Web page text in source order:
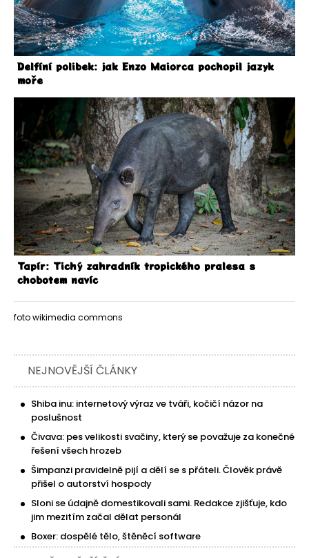
Delfíní polibek: jak Enzo Maiorca pochopil jazyk
moře
Tapír: Tichý zahradník tropického pralesa s
chobotem navíc
foto wikimedia commons
NEJNOVĚJŠÍ ČLÁNKY
Shiba inu: internetový výraz ve tváři, kočičí názor na
poslušnost
Čivava: pes velikosti svačiny, který se považuje za konečné
řešení všech hrozeb
Šimpanzi pravidelně pijí a dělí se s přáteli. Člověk právě
přišel o autorství hospody
Sloni se údajně domestikovali sami. Redakce zjišťuje, kdo
jim mezitím začal dělat personál
Boxer: dospělé tělo, štěněcí software